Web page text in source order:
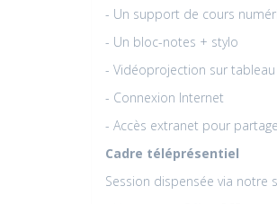
- Un support de cours
- Un bloc-notes + stylo
- Vidéoprojection sur
- Connexion Internet
- Accès extranet pour
Cadre téléprésentiel
Session dispensée via notre